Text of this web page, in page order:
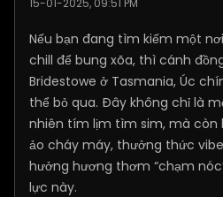
15-01-2025, 09:51 PM
Nếu bạn đang tìm kiếm một
chill để bung xõa, thì cánh
Bridestowe ở Tasmania, Úc
thể bỏ qua. Đây không chỉ là
nhiên tím lịm tìm sim, mà còn
ảo cháy máy, thưởng thức
hưởng hương thơm “chạm
lực này.